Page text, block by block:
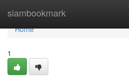
siambookmark
Home
Home
1